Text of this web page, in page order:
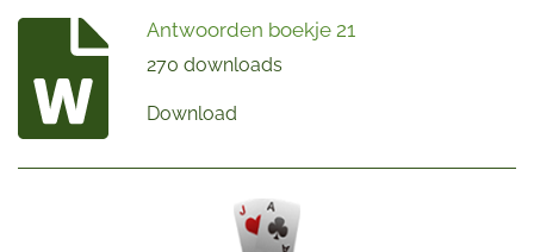
Antwoorden boekje 21
270 downloads
Download